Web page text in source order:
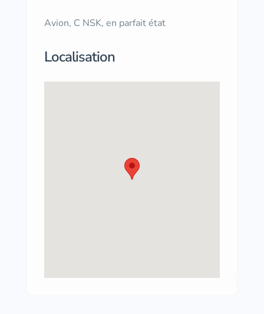
Avion, C NSK, en parfait état
Localisation